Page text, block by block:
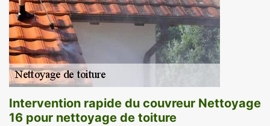
Intervention rapide du couvreur Nettoyage
16 pour nettoyage de toiture